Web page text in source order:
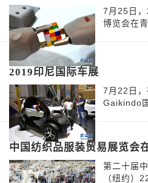
7月25日
博览会在
2019印尼国际车展
7月22日，
Gaikindo
中国纺织品服装贸易展览会
第二十届
（纽约）